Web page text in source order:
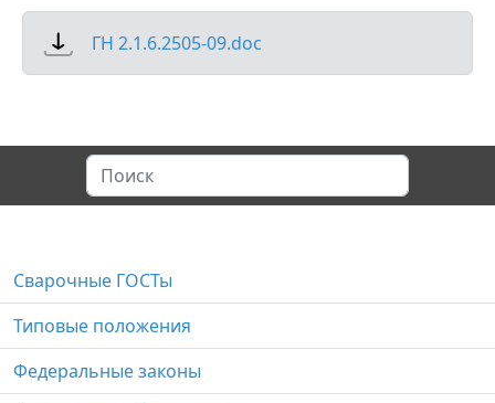
ГН 2.1.6.2505-09.doc
Сварочные ГОСТы
Типовые положения
Федеральные законы